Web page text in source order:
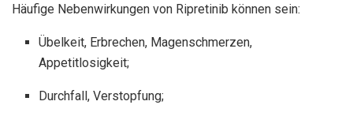
Häufige Nebenwirkungen von Ripretinib können sein:
Übelkeit, Erbrechen, Magenschmerzen,
Appetitlosigkeit;
Durchfall, Verstopfung;